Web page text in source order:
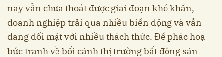
nay vẫn chưa thoát được giai đoạn khó khăn,
doanh nghiệp trải qua nhiều biến động và vẫn
đang đối mặt với nhiều thách thức. Để phác hoạ
bức tranh về bối cảnh thị trường bất động sản